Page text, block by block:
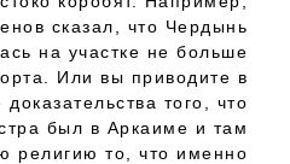
сказал, что Чердынь
на участке не больше
Или вы приводите в
доказательства того, что
был в Аркаиме и там
религию то, что именно